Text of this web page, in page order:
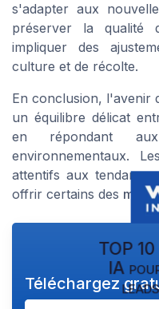
s'adapter aux
préserver la
impliquer des
culture et de récolte.
En conclusion, l'avenir
un équilibre délicat
en répondant
environnementaux.
attentifs aux
offrir certains des
TOP
IA
Téléchargez